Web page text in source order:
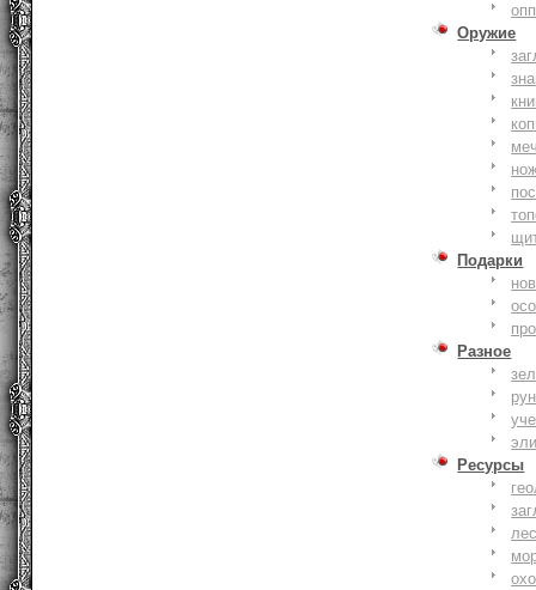
опп
Оружие
Подарки
Разное
Ресурсы